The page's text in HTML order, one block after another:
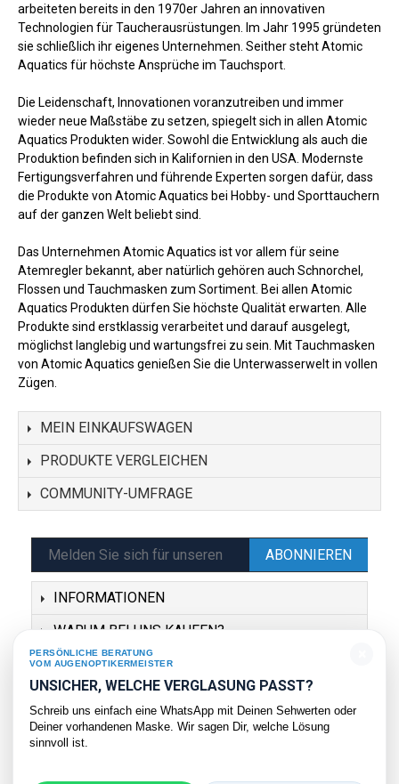
arbeiteten bereits in den 1970er Jahren an innovativen
Technologien für Taucherausrüstungen. Im Jahr 1995 gründeten
sie schließlich ihr eigenes Unternehmen. Seither steht Atomic
Aquatics für höchste Ansprüche im Tauchsport.
Die Leidenschaft, Innovationen voranzutreiben und immer
wieder neue Maßstäbe zu setzen, spiegelt sich in allen Atomic
Aquatics Produkten wider. Sowohl die Entwicklung als auch die
Produktion befinden sich in Kalifornien in den USA. Modernste
Fertigungsverfahren und führende Experten sorgen dafür, dass
die Produkte von Atomic Aquatics bei Hobby- und Sporttauchern
auf der ganzen Welt beliebt sind.
Das Unternehmen Atomic Aquatics ist vor allem für seine
Atemregler bekannt, aber natürlich gehören auch Schnorchel,
Flossen und Tauchmasken zum Sortiment. Bei allen Atomic
Aquatics Produkten dürfen Sie höchste Qualität erwarten. Alle
Produkte sind erstklassig verarbeitet und darauf ausgelegt,
möglichst langlebig und wartungsfrei zu sein. Mit Tauchmasken
von Atomic Aquatics genießen Sie die Unterwasserwelt in vollen
Zügen.
MEIN EINKAUFSWAGEN
PRODUKTE VERGLEICHEN
COMMUNITY-UMFRAGE
ABONNIEREN
INFORMATIONEN
WARUM BEI UNS KAUFEN?
SERVICE
KONTAKT
PERSÖNLICHE BERATUNG
VOM AUGENOPTIKERMEISTER
UNSICHER, WELCHE VERGLASUNG PASST?
Schreib uns einfach eine WhatsApp mit Deinen Sehwerten oder
Deiner vorhandenen Maske. Wir sagen Dir, welche Lösung
sinnvoll ist.